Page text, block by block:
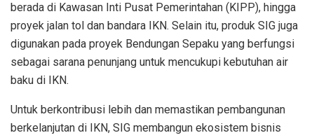
berada di Kawasan Inti Pusat Pemerintahan (KIPP), hingga
proyek jalan tol dan bandara IKN. Selain itu, produk SIG juga
digunakan pada proyek Bendungan Sepaku yang berfungsi
sebagai sarana penunjang untuk mencukupi kebutuhan air
baku di IKN.
Untuk berkontribusi lebih dan memastikan pembangunan
berkelanjutan di IKN, SIG membangun ekosistem bisnis